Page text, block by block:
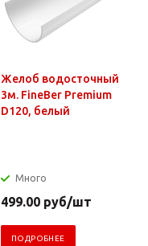
Желоб водосточный
3м. FineBer Premium
D120, белый
Много
499.00 руб/шт
ПОДРОБНЕЕ